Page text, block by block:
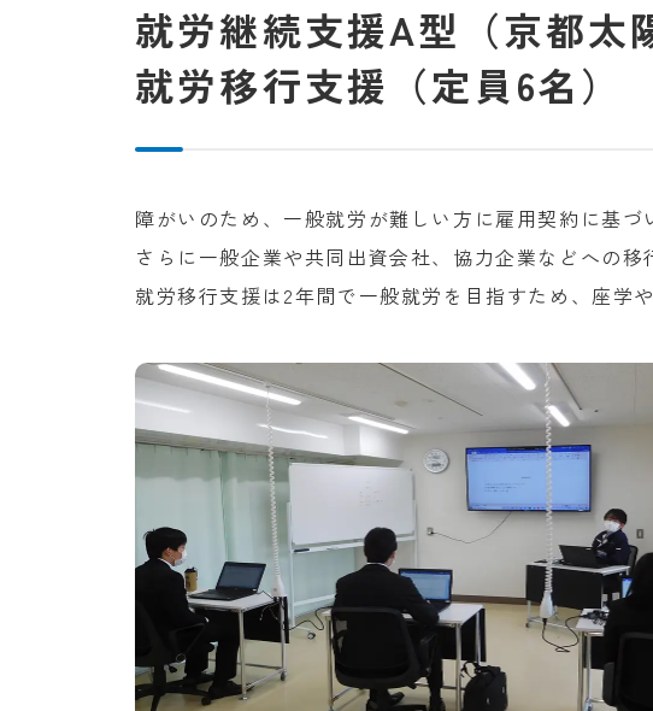
就労継続支援A型（京都
就労移行支援（定員6名）
障がいのため、一般就労が難しい方に雇用契約に基づ
さらに一般企業や共同出資会社、協力企業などへの
就労移行支援は2年間で一般就労を目指すため、座学